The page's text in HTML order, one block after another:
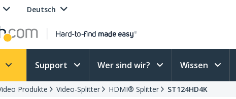
Deutsch
Support Wer sind wir? Wissen
Produkte Video-Splitter HDMI® Splitter ST124HD4K